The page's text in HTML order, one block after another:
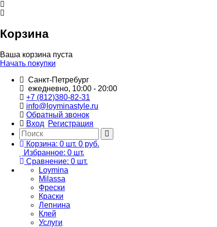
Корзина
Ваша корзина пуста
Начать покупки
Санкт-Петребург
ежедневно, 10:00 - 20:00
+7 (812)380-82-31
info@loyminastyle.ru
Обратный звонок
Вход
Регистрация
Корзина: 0 шт. 0 руб.
Избранное: 0 шт.
Сравнение: 0 шт.
Loymina
Milassa
Фрески
Краски
Лепнина
Клей
Услуги